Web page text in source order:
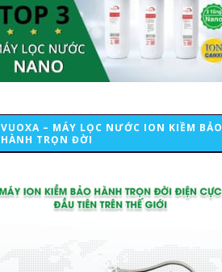
VUOXA – MÁY LỌC NƯỚC ION KIỀM BẢO
HÀNH TRỌN ĐỜI